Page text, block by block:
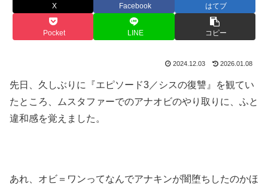
X Facebook はてブ
Pocket LINE コピー
2024.12.03 2026.01.08
先日、久しぶりに『エピソード3／シスの復讐』を観てい
たところ、ムスタファーでのアナオビのやり取りに、ふと
違和感を覚えました。
あれ、オビ＝ワンってなんでアナキンが闇堕ちしたのかほ